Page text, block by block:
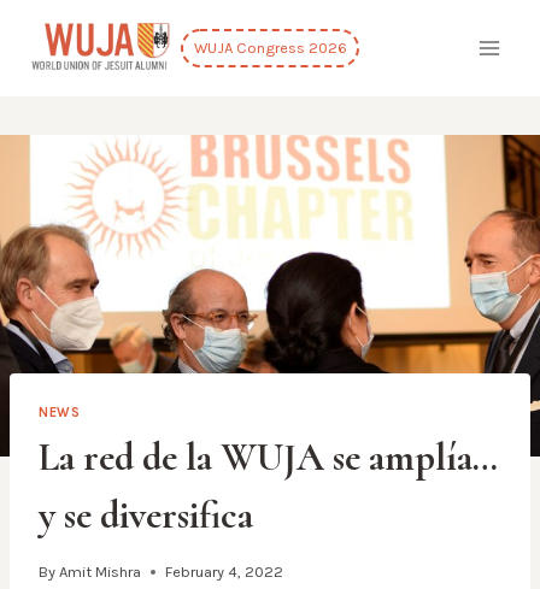
content
WUJA Congress 2026
NEWS
La red de la WUJA se amplía…
y se diversifica
By Amit Mishra February 4, 2022